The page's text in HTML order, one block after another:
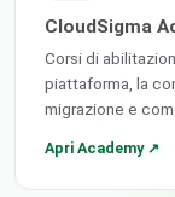
CloudSigma
Corsi di
piattaforma, la
migrazione e
Apri Academy ↗